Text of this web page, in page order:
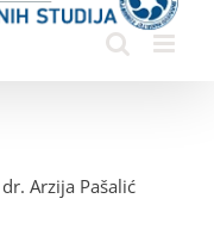
Arzija Pašalić